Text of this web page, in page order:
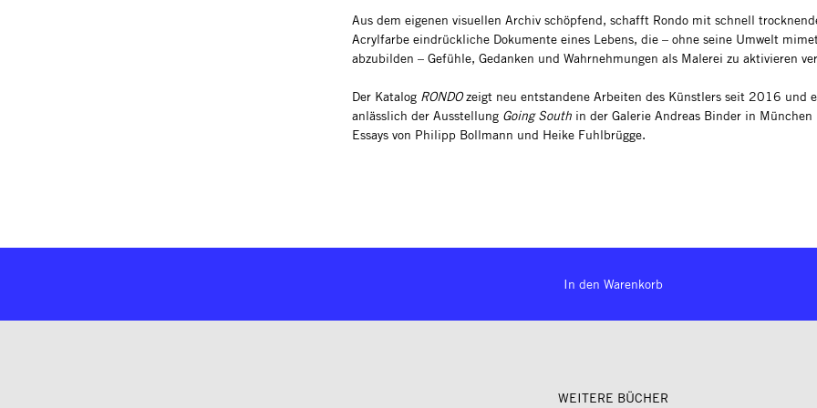
Aus dem eigenen visuellen Archiv schöpfend, schafft Rondo mit schnell
Acrylfarbe eindrückliche Dokumente eines Lebens, die – ohne seine Umwelt
abzubilden – Gefühle, Gedanken und Wahrnehmungen als Malerei zu aktivieren
Der Katalog RONDOzeigt neu entstandene Arbeiten des Künstlers seit 2016 und
anlässlich der Ausstellung Going South in der Galerie Andreas Binder in
Essays von Philipp Bollmann und Heike Fuhlbrügge.
In den Warenkorb
WEITERE BÜCHER